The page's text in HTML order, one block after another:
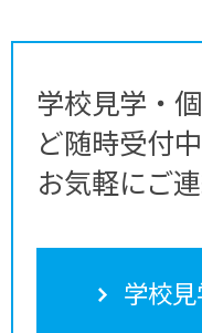
学校見学・
ど随時受付
お気軽にご
学校